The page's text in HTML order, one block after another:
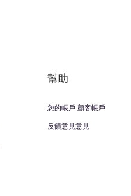
幫助
您的帳戶 顧客帳戶
反饋意見意見